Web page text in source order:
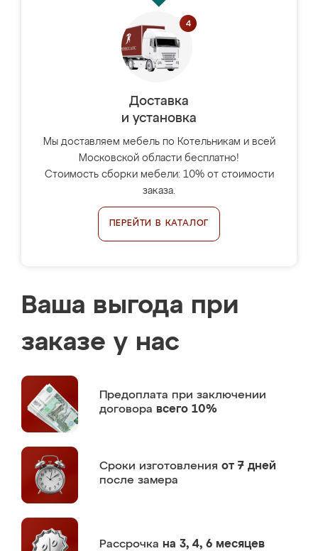
Доставка
и установка
Мы доставляем мебель по Котельникам и всей
Московской области бесплатно!
Стоимость сборки мебели: 10% от стоимости
заказа.
ПЕРЕЙТИ В КАТАЛОГ
Ваша выгода при
заказе у нас
Предоплата при заключении
договора всего 10%
Сроки изготовления от 7 дней
после замера
Рассрочка на 3, 4, 6 месяцев